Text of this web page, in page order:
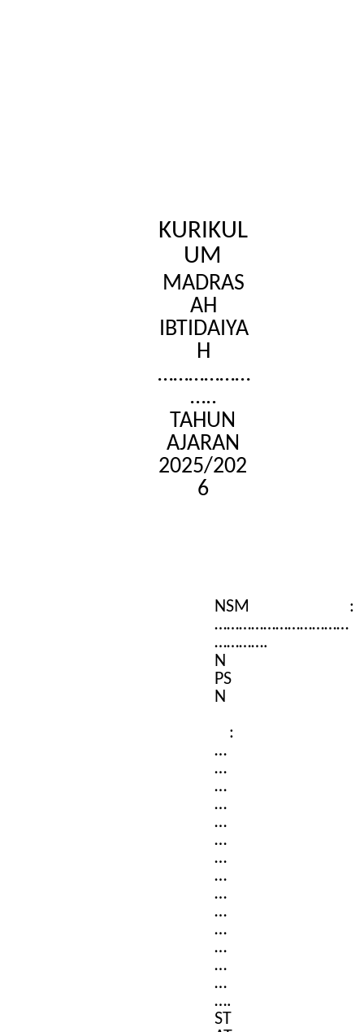
KURIKUL
UM
MADRAS
AH
IBTIDAIYA
H
………………
…..
TAHUN
AJARAN
2025/202
6
NSM :
……………………………
………….
N
PS
N
:
…
…
…
…
…
…
…
…
…
…
…
…
…
…
….
ST